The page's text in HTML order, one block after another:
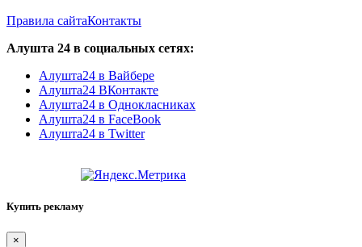
Правила сайтаКонтакты
Алушта 24 в социальных сетях:
Алушта24 в Вайбере
Алушта24 ВКонтакте
Алушта24 в Однокласниках
Алушта24 в FaceBook
Алушта24 в Twitter
Купить рекламу
×